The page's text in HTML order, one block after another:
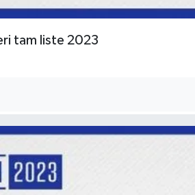
tam liste 2023